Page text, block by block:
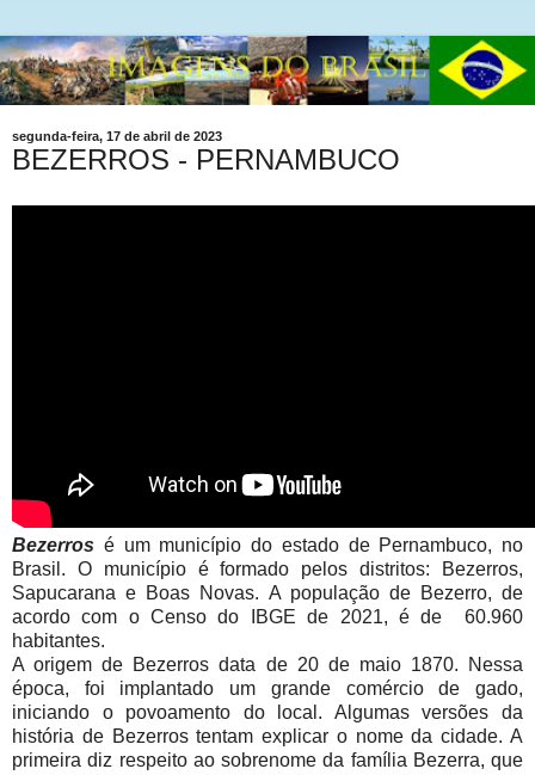
segunda-feira, 17 de abril de 2023
BEZERROS - PERNAMBUCO
Bezerros é um município do estado de Pernambuco, no
Brasil. O município é formado pelos distritos: Bezerros,
Sapucarana e Boas Novas. A população de Bezerro, de
acordo com o Censo do IBGE de 2021, é de 60.960
habitantes.
A origem de Bezerros data de 20 de maio 1870. Nessa
época, foi implantado um grande comércio de gado,
iniciando o povoamento do local. Algumas versões da
história de Bezerros tentam explicar o nome da cidade. A
primeira diz respeito ao sobrenome da família Bezerra, que